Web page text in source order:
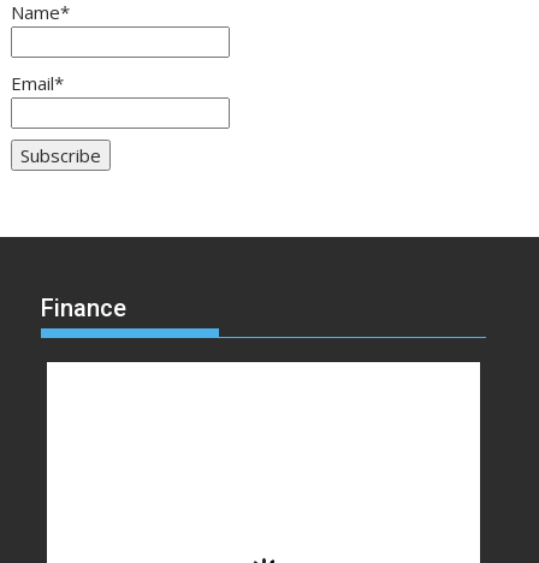
Name*
Email*
Finance